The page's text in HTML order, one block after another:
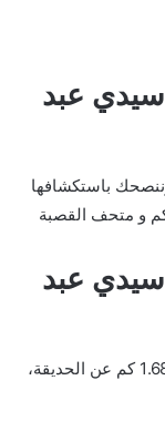
سيدي عبد
باستكشافها
حديقة شفشاون رأس الما على بُعد 4.52 كم و متحف القصبة
سيدي عبد
فندق كاسا خالدي شفشاون الذي يبعُد مسافة 1.68 كم عن الحديقة،